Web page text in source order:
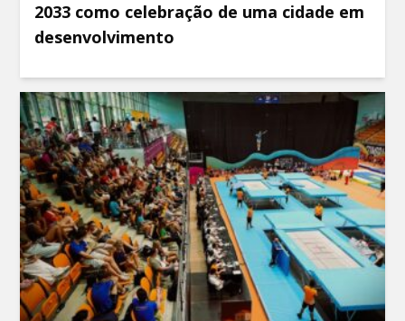
2033 como celebração de uma cidade em
desenvolvimento